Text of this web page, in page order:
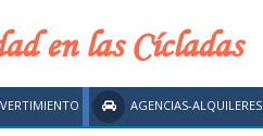
en las Cícladas
AGENCIAS-ALQUILERES